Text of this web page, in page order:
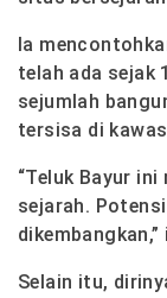
Ia
telah ada sejak
sejumlah
tersisa di
“Teluk Bayur
sejarah.
dikembangkan,”
Selain itu,